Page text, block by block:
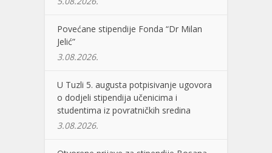
Povećane stipendije Fonda “Dr Milan
Jelić”
3.08.2026.
U Tuzli 5. augusta potpisivanje ugovora
o dodjeli stipendija učenicima i
studentima iz povratničkih sredina
3.08.2026.